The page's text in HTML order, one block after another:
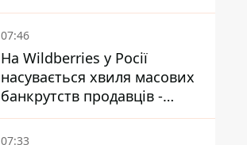
- що вирішив суд
07:46
На Wildberries у Росії
насувається хвиля масових
банкрутств продавців -
Reuters
07:33